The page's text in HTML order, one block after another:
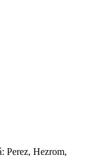
Perez, Hezrom,